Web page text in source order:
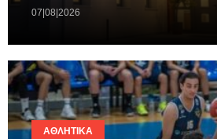
07|08|2026
ΑΘΛΗΤΙΚΆ